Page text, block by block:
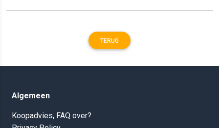
TERUG
Algemeen
Koopadvies, FAQ over?